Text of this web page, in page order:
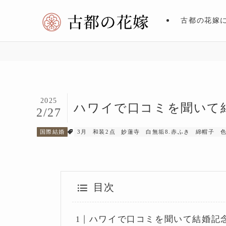
古都の花嫁
ハワイで口コミを聞いて
2025
2/27
国際結婚 3月 和装2点 妙蓮寺 白無垢8.赤ふき 綿帽子
目次
ハワイで口コミを聞いて結婚